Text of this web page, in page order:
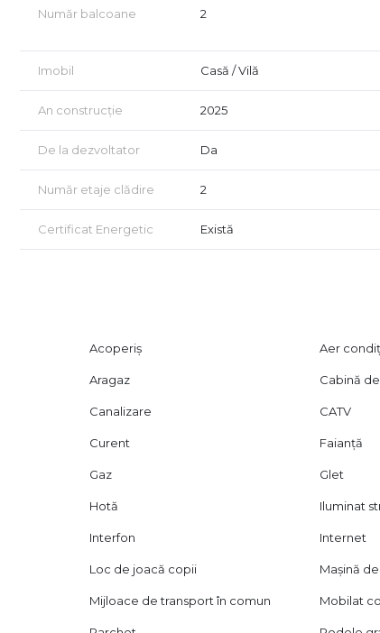
Sibiu.
Număr balcoane 2
Imobil Casă / Vilă
An construcție 2025
De la dezvoltator Da
Număr etaje clădire 2
Certificat Energetic Există
Acoperiș Aer
Aragaz Cabină
Canalizare CATV
Curent Faianță
Gaz Glet
Hotă Iluminat
Interfon Internet
Loc de joacă copii Mașină
Mijloace de transport în comun Mobilat